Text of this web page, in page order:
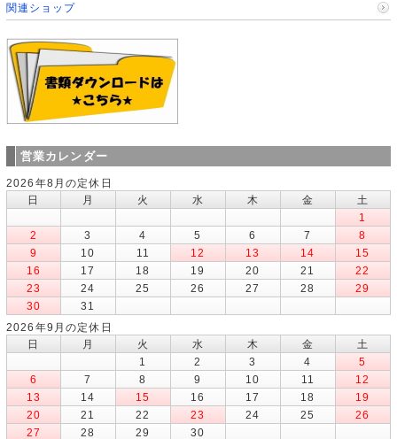
関連ショップ
営業カレンダー
2026年8月の定休日
日
月 火 水 木 金
土
1
2
3 4 5 6 7
8
9
10 11 12 13 14
15
16
17 18 19 20 21
22
23
24 25 26 27 28
29
30
31
2026年9月の定休日
日
月 火 水 木 金
土
1
2 3 4
5
6
7 8 9 10 11
12
13
14 15 16 17 18
19
20
21 22 23 24 25
26
27
28 29
30